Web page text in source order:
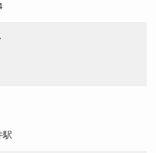
駅